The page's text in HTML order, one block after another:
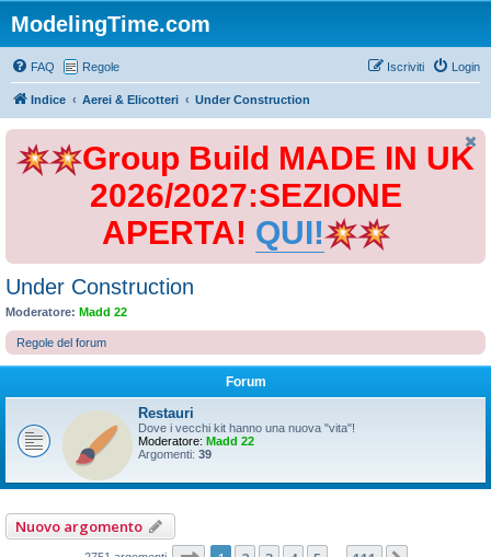
ModelingTime.com
FAQ Regole Login
Iscriviti
Indice Aerei & Elicotteri Under Construction
Group Build MADE IN UK
2026/2027:SEZIONE
APERTA! QUI!
Under Construction
Moderatore: Madd 22
Regole del forum
Forum
Restauri
Dove i vecchi kit hanno una nuova "vita"!
Moderatore: Madd 22
Argomenti: 39
Nuovo argomento